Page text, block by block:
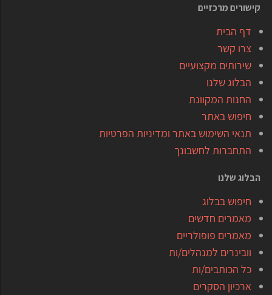
קישורים מרכזיים
דף הבית
צרו קשר
שירותים מקצועיים
הבלוג שלנו
החנות המקוונת
חיפוש באתר
תנאי השימוש באתר ומדיניות הפרטיות
התחברות לחשבונך
הבלוג שלנו
חיפוש בבלוג
מאמרים חדשים
מאמרים פופולריים
וובינרים למנהלים/ות
כל הכותבים/ות
ארכיון הסקרים